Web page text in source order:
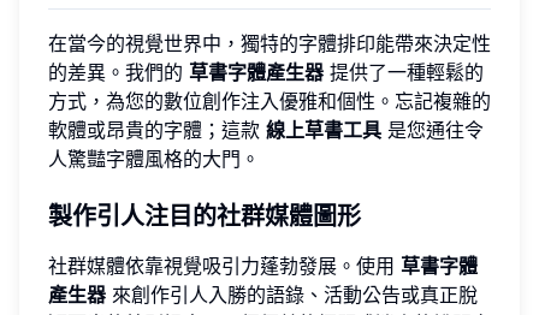
在當今的視覺世界中，獨特的字體排印能帶來決定性
的差異。我們的 草書字體產生器 提供了一種輕鬆的
方式，為您的數位創作注入優雅和個性。忘記複雜的
軟體或昂貴的字體；這款 線上草書工具 是您通往令
人驚豔字體風格的大門。
製作引人注目的社群媒體圖形
社群媒體依靠視覺吸引力蓬勃發展。使用 草書字體
產生器 來創作引人入勝的語錄、活動公告或真正脫